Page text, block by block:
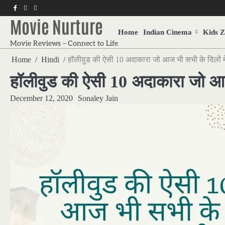
Skip
to
content
f twitterpinterest
Movie Nurture
Movie Reviews – Connect to Life
Home Indian Cinema Kids
Home Hindi हॉलीवुड की ऐसी 10 अदाकारा जो आज भी सभी के दिलों
हॉलीवुड की ऐसी 10 अदाकारा जो
December 12, 2020 Sonaley Jain